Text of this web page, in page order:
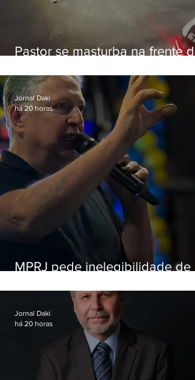
Pastor se masturba na frente de
MPRJ pede inelegibilidade de
Jornal Daki
há 20 horas
Jornal Daki
há 20 horas